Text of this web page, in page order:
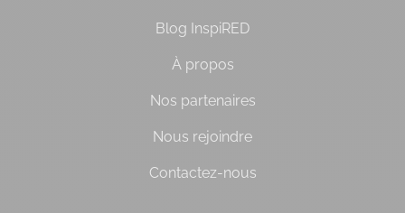
Blog InspiRED
À propos
Nos partenaires
Nous rejoindre
Contactez-nous